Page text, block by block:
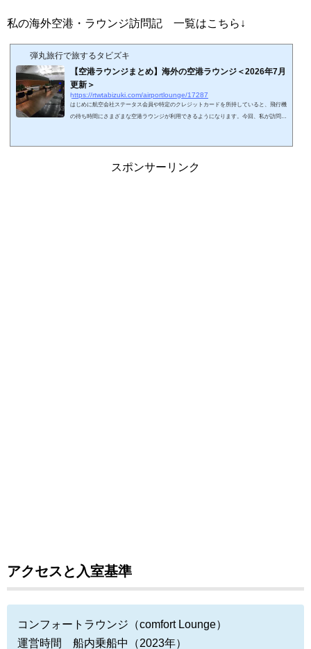
私の海外空港・ラウンジ訪問記 一覧はこちら↓
弾丸旅行で旅するタビズキ
【空港ラウンジまとめ】海外の空港ラウンジ＜2026年7月
更新＞
https://rtwtabizuki.com/airportlounge/17287
はじめに航空会社ステータス会員や特定のクレジットカードを所持していると、飛行機
の待ち時間にさまざまな空港ラウンジが利用できるようになります。今回、私が訪問し
ンジ訪問記 一覧はこちら↓スポンサーリンク (adsbygoogle = window.adsbygoogle || ).pu
スポンサーリンク
アクセスと入室基準
コンフォートラウンジ（comfort Lounge）
運営時間 船内乗船中（2023年）